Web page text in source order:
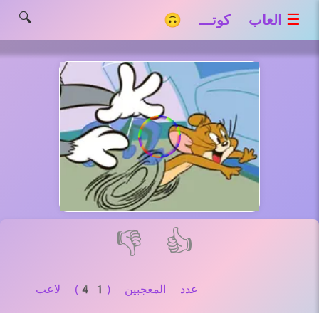
☰ العاب كوتـــ 🙃 🔍
👍
👎
عدد المعجبين (41) لاعب